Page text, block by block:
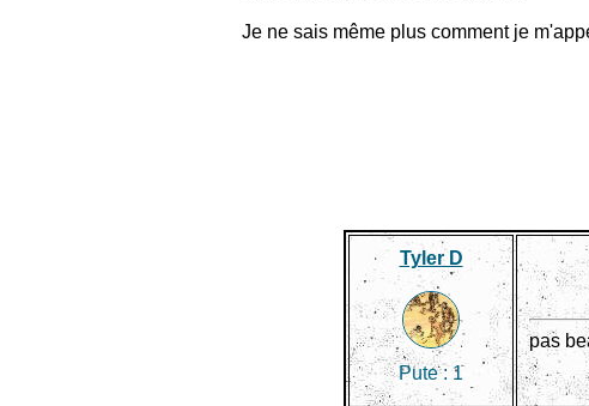
Je ne sais même plus comment je
Tyler D
Pute :1
pas